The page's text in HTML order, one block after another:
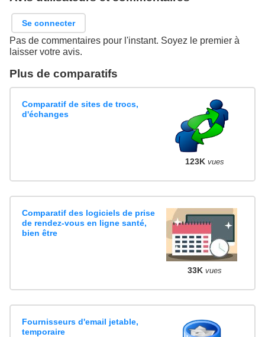
Se connecter
Pas de commentaires pour l'instant. Soyez le premier à
laisser votre avis.
Plus de comparatifs
Comparatif de sites de trocs,
d'échanges
123K vues
Comparatif des logiciels de prise
de rendez-vous en ligne santé,
bien être
33K vues
Fournisseurs d'email jetable,
temporaire